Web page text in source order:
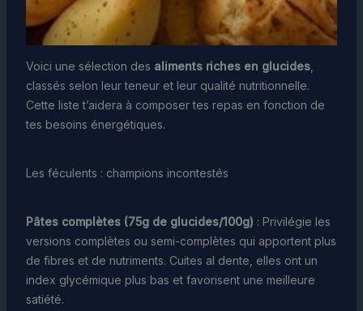
Voici une sélection des aliments riches en glucides,
classés selon leur teneur et leur qualité nutritionnelle.
Cette liste t’aidera à composer tes repas en fonction de
tes besoins énergétiques.
Les féculents : champions incontestés
Pâtes complètes (75g de glucides/100g) : Privilégie les
versions complètes ou semi-complètes qui apportent plus
de fibres et de nutriments. Cuites al dente, elles ont un
index glycémique plus bas et favorisent une meilleure
satiété.